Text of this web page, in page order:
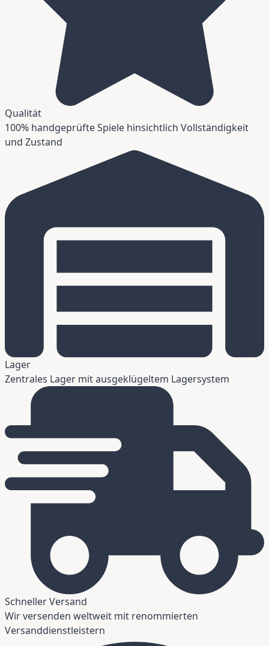
Qualität
100% handgeprüfte Spiele hinsichtlich Vollständigkeit
und Zustand
Lager
Zentrales Lager mit ausgeklügeltem Lagersystem
Schneller Versand
Wir versenden weltweit mit renommierten
Versanddienstleistern